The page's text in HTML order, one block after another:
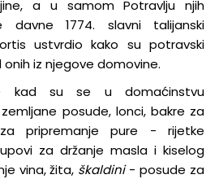
a u samom Potravlju njih
davne 1774. slavni talijanski
ustvrdio kako su potravski
onih iz njegove domovine.
kad su se u domaćinstvu
posude, lonci, bakre za
pripremanje pure - rijetke
za držanje masla i kiselog
vina, žita, škaldini- posude za